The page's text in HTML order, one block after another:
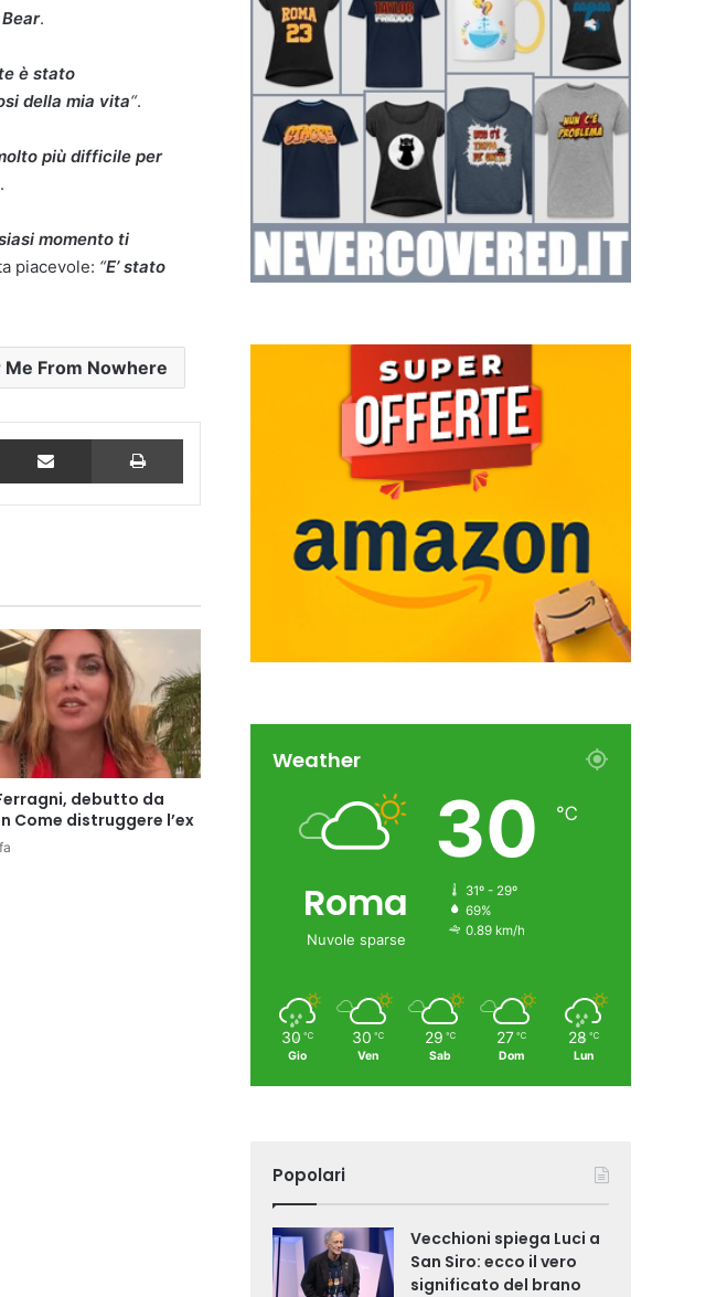
.
è stato
della mia vita“.
più difficile per
.
momento ti
piacevole: “E’ stato
From Nowhere
Condividi via Email Stampa
debutto da
Come distruggere l’ex
Weather
Roma
Nuvole sparse
30 ℃
31º - 29º
69%
0.89 km/h
30 ℃
Gio
30 ℃
Ven
29 ℃
Sab
27 ℃
Dom
28 ℃
Lun
Popolari
Vecchioni spiega Luci a
San Siro: ecco il vero
significato del brano